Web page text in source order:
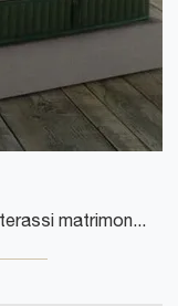
Scopri nel nostro punto vendita i Materassi matrimoniali: il modello Body Trainer in memory foam ti aspetta per assicurarti il relax totale.